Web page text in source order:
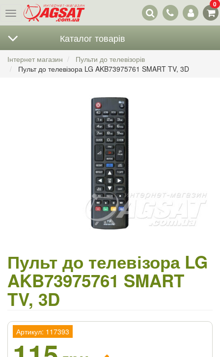
Меню
Наші
контакти
0
Каталог товарів
Інтернет магазин
Пульти до телевізорів
Пульт до телевізора LG AKB73975761 SMART TV, 3D
Пульт до телевізора LG
AKB73975761 SMART
TV, 3D
Артикул: 117393